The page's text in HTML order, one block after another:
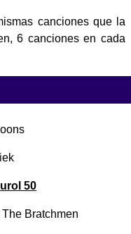
canciones que la
6 canciones en cada
50
The Bratchmen